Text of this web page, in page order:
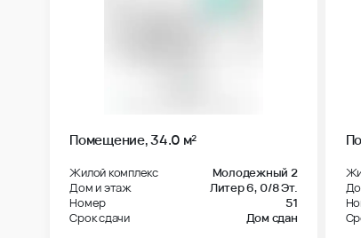
Помещение, 34.0 м²
Жилой комплекс
Молодежный 2
Дом и этаж
Литер 6, 0/8 Эт.
Номер
51
Срок сдачи
Дом сдан